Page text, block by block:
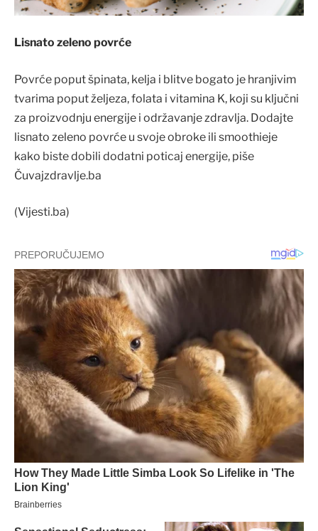
Lisnato zeleno povrće
Povrće poput špinata, kelja i blitve bogato je hranjivim
tvarima poput željeza, folata i vitamina K, koji su ključni
za proizvodnju energije i održavanje zdravlja. Dodajte
lisnato zeleno povrće u svoje obroke ili smoothieje
kako biste dobili dodatni poticaj energije, piše
Čuvajzdravlje.ba
(Vijesti.ba)